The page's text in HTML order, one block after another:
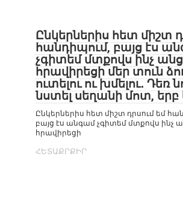
Ընկերներիս հետ միշտ
հանդիպում, բայց էս
չգիտեմ մտքովս ինչ
հրավիրեցի մեր տուն
ուտելու ու խմելու․ Դեռ
նստել սեղանի մոտ, երբ
Ընկերներիս հետ միշտ դրսում եմ
բայց էս անգամ չգիտեմ մտքովս ինչ
հրավիրեցի
ՀԵՏԱՔՐՔԻՐ